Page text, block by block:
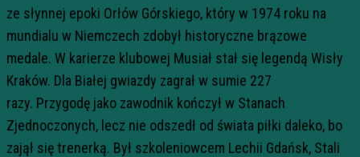
ze słynnej epoki Orłów Górskiego, który w 1974 roku na
mundialu w Niemczech zdobył historyczne brązowe
medale. W karierze klubowej Musiał stał się legendą Wisły
Kraków. Dla Białej gwiazdy zagrał w sumie 227
razy. Przygodę jako zawodnik kończył w Stanach
Zjednoczonych, lecz nie odszedł od świata piłki daleko, bo
zajął się trenerką. Był szkoleniowcem Lechii Gdańsk, Stali